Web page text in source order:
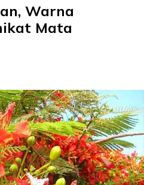
Warna
Mata